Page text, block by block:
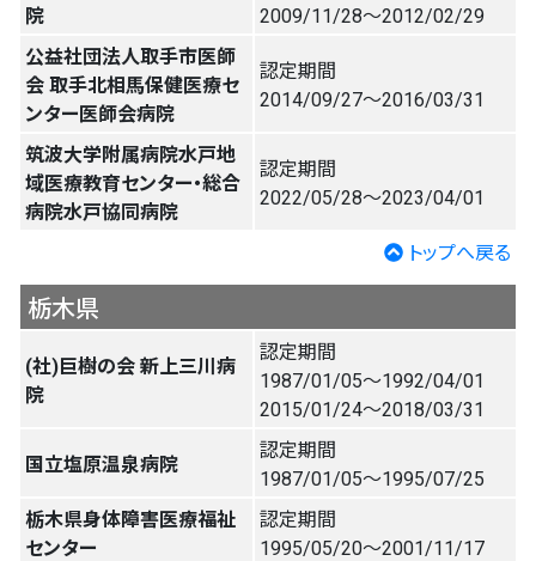
院
2009/11/28〜2012/02/29
公益社団法人取手市医師
会 取手北相馬保健医療セ
ンター医師会病院
認定期間
2014/09/27〜2016/03/31
筑波大学附属病院水戸地
域医療教育センター・総合
病院水戸協同病院
認定期間
2022/05/28〜2023/04/01
トップへ戻る
栃木県
(社)巨樹の会 新上三川病
院
認定期間
1987/01/05〜1992/04/01
2015/01/24〜2018/03/31
国立塩原温泉病院
認定期間
1987/01/05〜1995/07/25
栃木県身体障害医療福祉
センター
認定期間
1995/05/20〜2001/11/17